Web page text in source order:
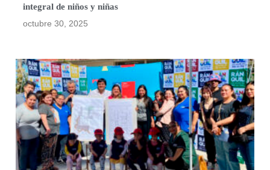
integral de niños y niñas
octubre 30, 2025